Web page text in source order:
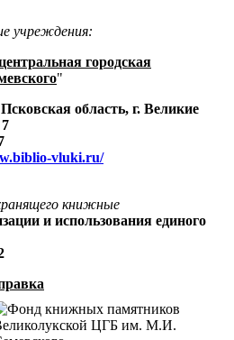
учреждения:
городская
"
область, г. Великие
vluki.ru/
книжные
и использования единого